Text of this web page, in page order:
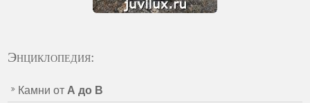
Энциклопедия:
Камни от А до В